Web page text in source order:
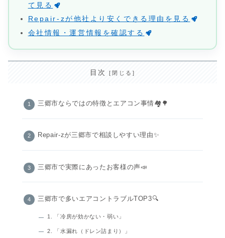
て見る
Repair-zが他社より安くできる理由を見る
会社情報・運営情報を確認する
目次
三郷市ならではの特徴とエアコン事情🏘️🌳
Repair-zが三郷市で相談しやすい理由✨
三郷市で実際にあったお客様の声📣
三郷市で多いエアコントラブルTOP3🔍
1. 「冷房が効かない・弱い」
2. 「水漏れ（ドレン詰まり）」